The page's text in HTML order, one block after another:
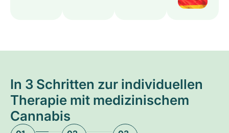
In 3 Schritten zur individuellen
Therapie mit medizinischem
Cannabis